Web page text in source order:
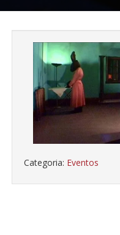
Categoria: Eventos